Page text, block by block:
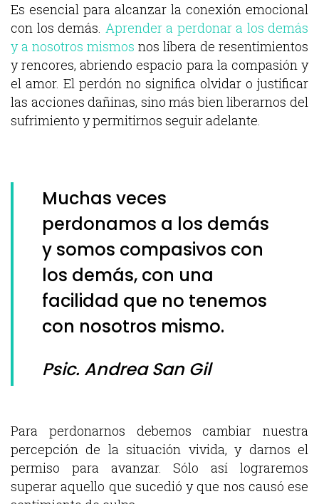
Es esencial para alcanzar la conexión emocional
con los demás. Aprender a perdonar a los demás
y a nosotros mismos nos libera de resentimientos
y rencores, abriendo espacio para la compasión y
el amor. El perdón no significa olvidar o justificar
las acciones dañinas, sino más bien liberarnos del
sufrimiento y permitirnos seguir adelante.
Muchas veces
perdonamos a los demás
y somos compasivos con
los demás, con una
facilidad que no tenemos
con nosotros mismo.
Psic. Andrea San Gil
Para perdonarnos debemos cambiar nuestra
percepción de la situación vivida, y darnos el
permiso para avanzar. Sólo así lograremos
superar aquello que sucedió y que nos causó ese